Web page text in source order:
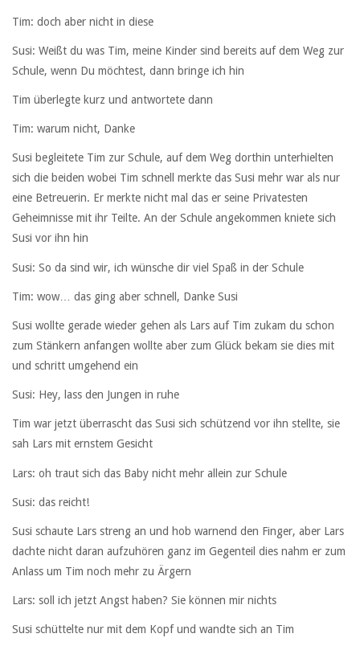
Tim: doch aber nicht in diese
Susi: Weißt du was Tim, meine Kinder sind bereits auf dem Weg zur
Schule, wenn Du möchtest, dann bringe ich hin
Tim überlegte kurz und antwortete dann
Tim: warum nicht, Danke
Susi begleitete Tim zur Schule, auf dem Weg dorthin unterhielten
sich die beiden wobei Tim schnell merkte das Susi mehr war als nur
eine Betreuerin. Er merkte nicht mal das er seine Privatesten
Geheimnisse mit ihr Teilte. An der Schule angekommen kniete sich
Susi vor ihn hin
Susi: So da sind wir, ich wünsche dir viel Spaß in der Schule
Tim: wow… das ging aber schnell, Danke Susi
Susi wollte gerade wieder gehen als Lars auf Tim zukam du schon
zum Stänkern anfangen wollte aber zum Glück bekam sie dies mit
und schritt umgehend ein
Susi: Hey, lass den Jungen in ruhe
Tim war jetzt überrascht das Susi sich schützend vor ihn stellte, sie
sah Lars mit ernstem Gesicht
Lars: oh traut sich das Baby nicht mehr allein zur Schule
Susi: das reicht!
Susi schaute Lars streng an und hob warnend den Finger, aber Lars
dachte nicht daran aufzuhören ganz im Gegenteil dies nahm er zum
Anlass um Tim noch mehr zu Ärgern
Lars: soll ich jetzt Angst haben? Sie können mir nichts
Susi schüttelte nur mit dem Kopf und wandte sich an Tim